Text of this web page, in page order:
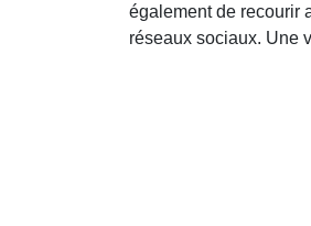
également de recourir
réseaux sociaux. Une